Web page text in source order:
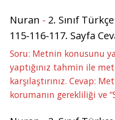
Nuran - 2. Sınıf
115-116-117. Sayfa
Soru: Metnin konusunu
yaptığınız tahmin ile
karşılaştırınız. Cevap:
korumanın gerekliliği ve